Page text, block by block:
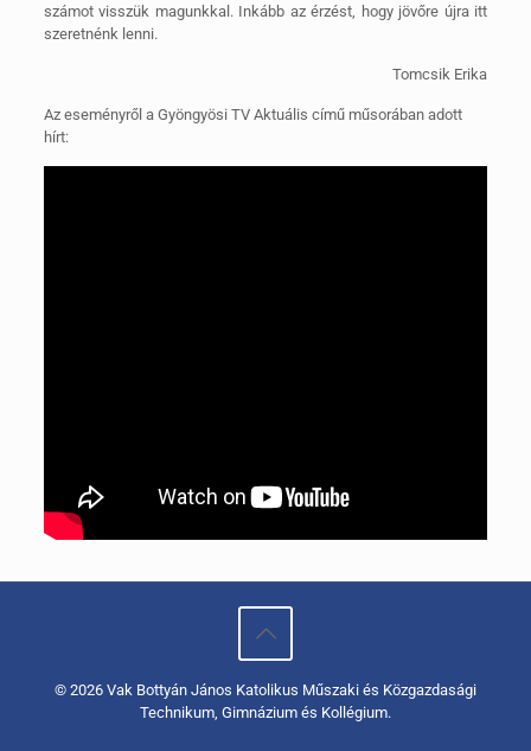
számot visszük magunkkal. Inkább az érzést, hogy jövőre újra itt
szeretnénk lenni.
Tomcsik Erika
Az eseményről a Gyöngyösi TV Aktuális című műsorában adott
hírt:
© 2026 Vak Bottyán János Katolikus Műszaki és Közgazdasági
Technikum, Gimnázium és Kollégium.